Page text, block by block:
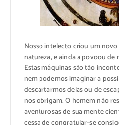
Nosso intelecto criou um
natureza, e ainda a povoou de
Estas máquinas são tão
nem podemos imaginar a
descartarmos delas ou de
nos obrigam. O homem não
aventurosas de sua mente
cessa de congratular-se